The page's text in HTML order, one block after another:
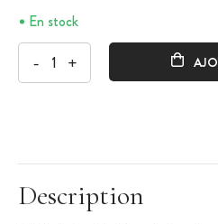
En stock
- +
Description